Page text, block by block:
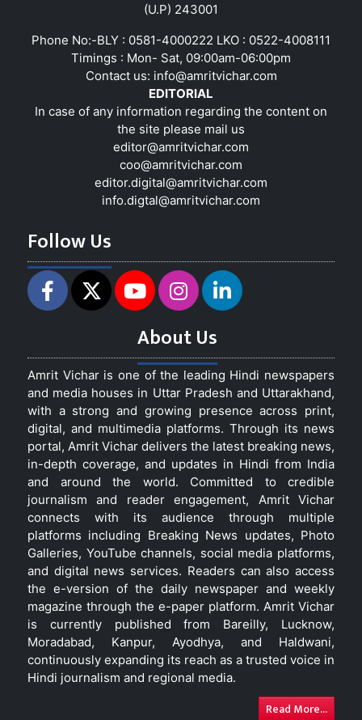
(U.P) 243001
Phone No:-BLY : 0581-4000222 LKO : 0522-4008111
Timings : Mon- Sat, 09:00am-06:00pm
Contact us: info@amritvichar.com
EDITORIAL
In case of any information regarding the content on
the site please mail us
editor@amritvichar.com
coo@amritvichar.com
editor.digital@amritvichar.com
info.digtal@amritvichar.com
Follow Us
About Us
Amrit Vichar is one of the leading Hindi newspapers
and media houses in Uttar Pradesh and Uttarakhand,
with a strong and growing presence across print,
digital, and multimedia platforms. Through its news
portal, Amrit Vichar delivers the latest breaking news,
in-depth coverage, and updates in Hindi from India
and around the world. Committed to credible
journalism and reader engagement, Amrit Vichar
connects with its audience through multiple
platforms including Breaking News updates, Photo
Galleries, YouTube channels, social media platforms,
and digital news services. Readers can also access
the e-version of the daily newspaper and weekly
magazine through the e-paper platform. Amrit Vichar
is currently published from Bareilly, Lucknow,
Moradabad, Kanpur, Ayodhya, and Haldwani,
continuously expanding its reach as a trusted voice in
Hindi journalism and regional media.
Read More...